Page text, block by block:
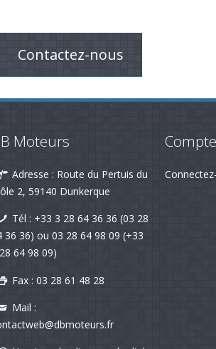
Contactez-nous
Moteurs
Adresse : Route du Pertuis du
2, 59140 Dunkerque
Tél : +33 3 28 64 36 36 (03 28
36 36) ou 03 28 64 98 09 (+33
64 98 09)
Fax : 03 28 61 48 28
Mail :
Compte